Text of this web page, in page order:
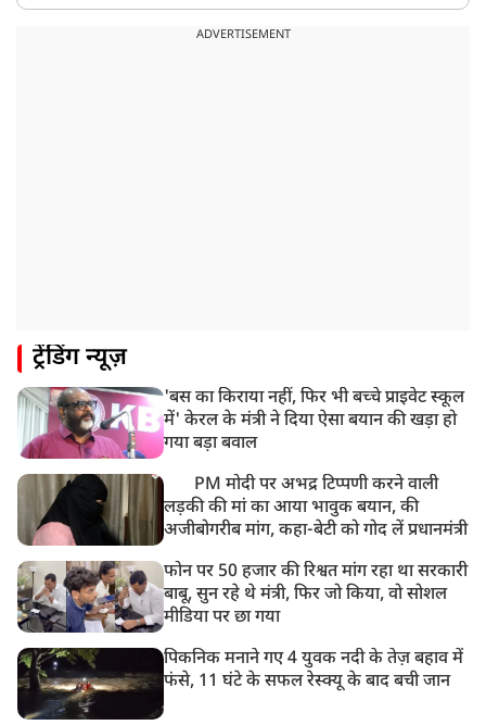
भारत समेत 5 देशों पर 100% टैरिफ
ADVERTISEMENT
ट्रेंडिंग न्यूज़
'बस का किराया नहीं, फिर भी बच्चे प्राइवेट स्कूल
में' केरल के मंत्री ने दिया ऐसा बयान की खड़ा हो
गया बड़ा बवाल
PM मोदी पर अभद्र टिप्पणी करने वाली
लड़की की मां का आया भावुक बयान, की
अजीबोगरीब मांग, कहा-बेटी को गोद लें प्रधानमंत्री
फोन पर 50 हजार की रिश्वत मांग रहा था सरकारी
बाबू, सुन रहे थे मंत्री, फिर जो किया, वो सोशल
मीडिया पर छा गया
पिकनिक मनाने गए 4 युवक नदी के तेज़ बहाव में
फंसे, 11 घंटे के सफल रेस्क्यू के बाद बची जान